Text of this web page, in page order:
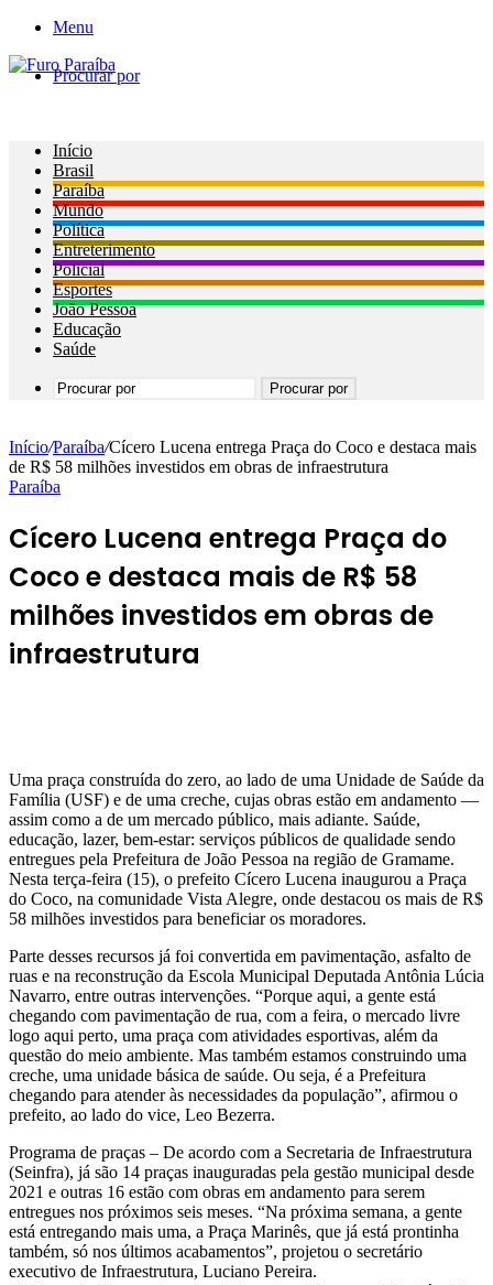
Menu
Procurar por
Início
Brasil
Paraíba
Mundo
Política
Entreterimento
Policial
Esportes
João Pessoa
Educação
Saúde
Procurar por
Início/Paraíba/Cícero Lucena entrega Praça do Coco e destaca mais
de R$ 58 milhões investidos em obras de infraestrutura
Paraíba
Cícero Lucena entrega Praça do
Coco e destaca mais de R$ 58
milhões investidos em obras de
infraestrutura
Uma praça construída do zero, ao lado de uma Unidade de Saúde da
Família (USF) e de uma creche, cujas obras estão em andamento —
assim como a de um mercado público, mais adiante. Saúde,
educação, lazer, bem-estar: serviços públicos de qualidade sendo
entregues pela Prefeitura de João Pessoa na região de Gramame.
Nesta terça-feira (15), o prefeito Cícero Lucena inaugurou a Praça
do Coco, na comunidade Vista Alegre, onde destacou os mais de R$
58 milhões investidos para beneficiar os moradores.
Parte desses recursos já foi convertida em pavimentação, asfalto de
ruas e na reconstrução da Escola Municipal Deputada Antônia Lúcia
Navarro, entre outras intervenções. “Porque aqui, a gente está
chegando com pavimentação de rua, com a feira, o mercado livre
logo aqui perto, uma praça com atividades esportivas, além da
questão do meio ambiente. Mas também estamos construindo uma
creche, uma unidade básica de saúde. Ou seja, é a Prefeitura
chegando para atender às necessidades da população”, afirmou o
prefeito, ao lado do vice, Leo Bezerra.
Programa de praças – De acordo com a Secretaria de Infraestrutura
(Seinfra), já são 14 praças inauguradas pela gestão municipal desde
2021 e outras 16 estão com obras em andamento para serem
entregues nos próximos seis meses. “Na próxima semana, a gente
está entregando mais uma, a Praça Marinês, que já está prontinha
também, só nos últimos acabamentos”, projetou o secretário
executivo de Infraestrutura, Luciano Pereira.